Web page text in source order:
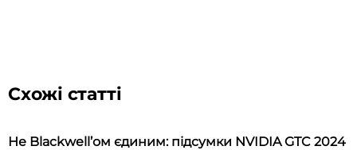
Схожі статті
Не Blackwell’ом єдиним: підсумки NVIDIA GTC 2024